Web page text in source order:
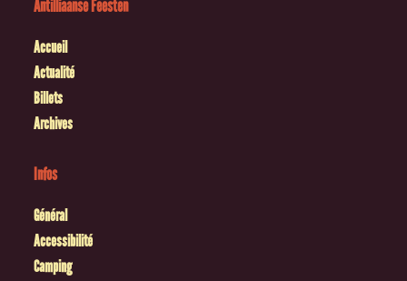
Antilliaanse Feesten
Accueil
Actualité
Billets
Archives
Infos
Général
Accessibilité
Camping